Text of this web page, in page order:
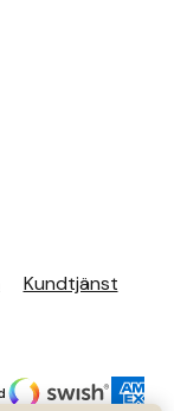
Kundtjänst